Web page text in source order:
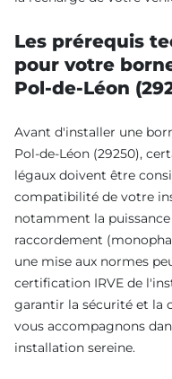
Les prérequis
pour votre
Pol-de-Léon
Avant d'installer une
Pol-de-Léon (29250),
légaux doivent être
compatibilité de votre
notamment la
raccordement
une mise aux normes
certification IRVE de
garantir la sécurité et la
vous accompagnons
installation sereine.